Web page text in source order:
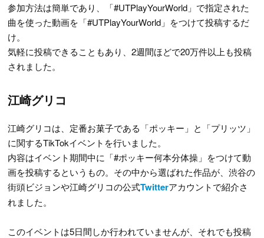
参加方法は簡単であり、「#UTPlayYourWorld」で指定された
曲を使った動画を「#UTPlayYourWorld」をつけて投稿するだ
け。
気軽に投稿できることもあり、2週間ほどで20万件以上も投稿
されました。
江崎グリコ
江崎グリコは、定番お菓子である「ポッキー」と「プリッツ」
に関するTikTokイベントを行いました。
内容はイベント期間中に「#ポッキー何本分体操」をつけて動
画を投稿するというもの。その中から選ばれた作品が、渋谷の
街頭ビジョンや江崎グリコの公式Twitterアカウントで紹介さ
れました。
このイベントは5日間しか行われていませんが、それでも投稿